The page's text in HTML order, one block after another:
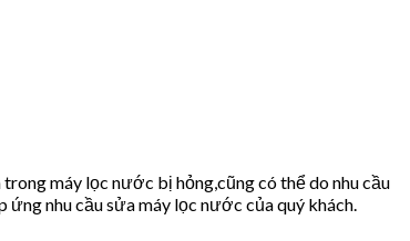
máy lọc nước bị hỏng,cũng có thể do nhu cầu
ứng nhu cầu sửa máy lọc nước của quý khách.